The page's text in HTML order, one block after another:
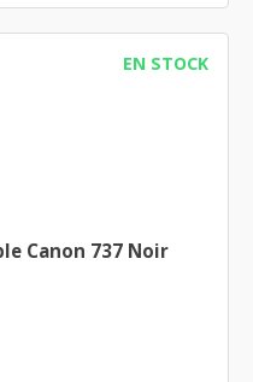
EN STOCK
Canon 737 Noir